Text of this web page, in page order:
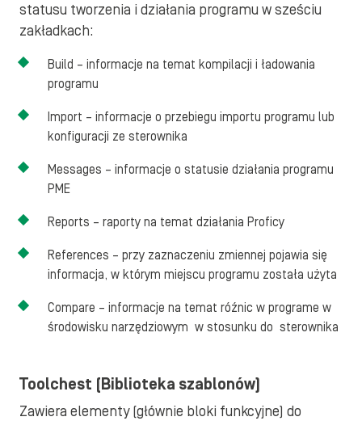
statusu tworzenia i działania programu w sześciu
zakładkach:
Build – informacje na temat kompilacji i ładowania
programu
Import – informacje o przebiegu importu programu lub
konfiguracji ze sterownika
Messages – informacje o statusie działania programu
PME
Reports – raporty na temat działania Proficy
References – przy zaznaczeniu zmiennej pojawia się
informacja, w którym miejscu programu została użyta
Compare – informacje na temat róźnic w programe w
środowisku narzędziowym w stosunku do sterownika
Toolchest (Biblioteka szablonów)
Zawiera elementy (głównie bloki funkcyjne) do